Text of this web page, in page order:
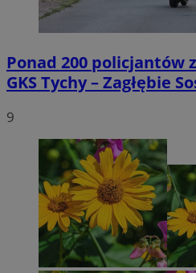
Ponad 200 policjantów
GKS Tychy – Zagłębie
9